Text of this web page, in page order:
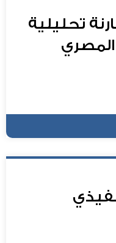
تحليلية
المصري